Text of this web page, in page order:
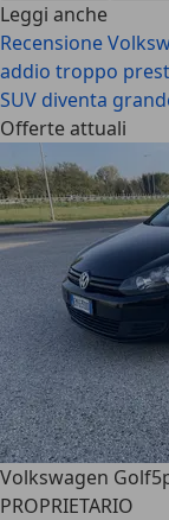
Leggi anche
Recensione
addio troppo
SUV diventa
Offerte attuali
Volkswagen Golf
PROPRIETARIO